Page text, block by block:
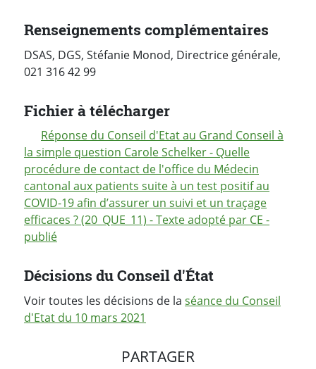
Renseignements complémentaires
DSAS, DGS, Stéfanie Monod, Directrice générale,
021 316 42 99
Fichier à télécharger
Réponse du Conseil d'Etat au Grand Conseil à
la simple question Carole Schelker - Quelle
procédure de contact de l'office du Médecin
cantonal aux patients suite à un test positif au
COVID-19 afin d’assurer un suivi et un traçage
efficaces ? (20_QUE_11) - Texte adopté par CE -
publié
Décisions du Conseil d'État
Voir toutes les décisions de la séance du Conseil
d'Etat du 10 mars 2021
PARTAGER